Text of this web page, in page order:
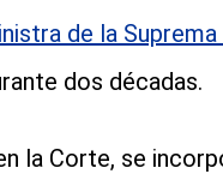
de la
dos décadas.
la Corte, se